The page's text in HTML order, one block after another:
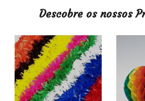
Descobre os nossos